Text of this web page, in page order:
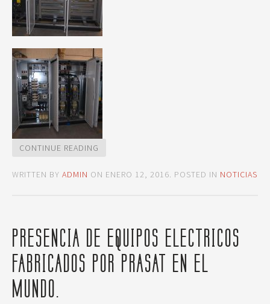
CONTINUE READING
WRITTEN BY ADMIN ON ENERO 12, 2016. POSTED IN NOTICIAS
PRESENCIA DE EQUIPOS ELECTRICOS
FABRICADOS POR PRASAT EN EL
MUNDO.